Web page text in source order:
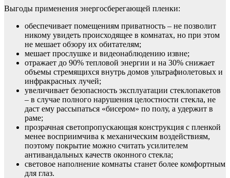
Выгоды применения энергосберегающей пленки:
обеспечивает помещениям приватность – не позволит
никому увидеть происходящее в комнатах, но при этом
не мешает обзору их обитателям;
мешает прослушке и видеонаблюдению извне;
отражает до 90% тепловой энергии и на 30% снижает
объемы стремящихся внутрь домов ультрафиолетовых и
инфракрасных лучей;
увеличивает безопасность эксплуатации стеклопакетов
– в случае полного нарушения целостности стекла, не
даст ему рассыпаться «бисером» по полу, а удержит в
раме;
прозрачная светопропускающая конструкция с пленкой
менее восприимчива к механическим воздействиям,
поэтому покрытие можно считать усилителем
антивандальных качеств оконного стекла;
световое наполнение комнаты станет более комфортным
для глаз.